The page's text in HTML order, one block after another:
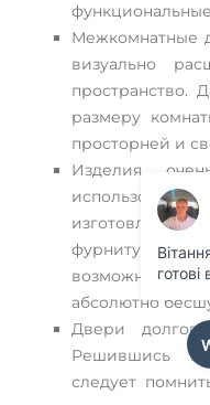
Межкомнатные
визуально
пространство.
размеру
просторней и
Изделия
изготовления
фурнитуру с
возможность
абсолютно
Двери
Решившись
следует